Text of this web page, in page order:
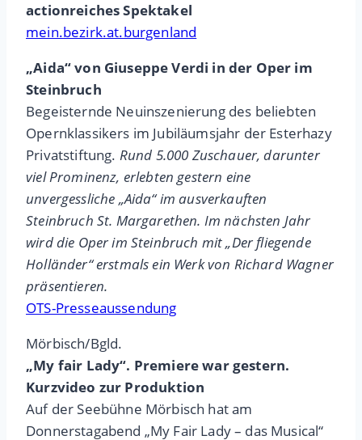
actionreiches Spektakel
mein.bezirk.at.burgenland
„Aida“ von Giuseppe Verdi in der Oper im
Steinbruch
Begeisternde Neuinszenierung des beliebten
Opernklassikers im Jubiläumsjahr der Esterhazy
Privatstiftung. Rund 5.000 Zuschauer, darunter
viel Prominenz, erlebten gestern eine
unvergessliche „Aida“ im ausverkauften
Steinbruch St. Margarethen. Im nächsten Jahr
wird die Oper im Steinbruch mit „Der fliegende
Holländer“ erstmals ein Werk von Richard Wagner
präsentieren.
OTS-Presseaussendung
Mörbisch/Bgld.
„My fair Lady“. Premiere war gestern.
Kurzvideo zur Produktion
Auf der Seebühne Mörbisch hat am
Donnerstagabend „My Fair Lady – das Musical“